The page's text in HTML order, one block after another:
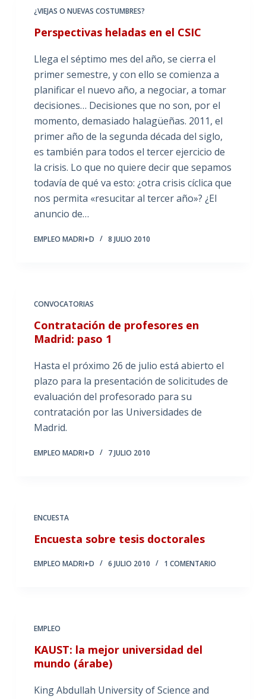
¿VIEJAS O NUEVAS COSTUMBRES?
Perspectivas heladas en el CSIC
Llega el séptimo mes del año, se cierra el
primer semestre, y con ello se comienza a
planificar el nuevo año, a negociar, a tomar
decisiones… Decisiones que no son, por el
momento, demasiado halagüeñas. 2011, el
primer año de la segunda década del siglo,
es también para todos el tercer ejercicio de
la crisis. Lo que no quiere decir que sepamos
todavía de qué va esto: ¿otra crisis cíclica que
nos permita «resucitar al tercer año»? ¿El
anuncio de…
EMPLEO MADRI+D 8 JULIO 2010
CONVOCATORIAS
Contratación de profesores en
Madrid: paso 1
Hasta el próximo 26 de julio está abierto el
plazo para la presentación de solicitudes de
evaluación del profesorado para su
contratación por las Universidades de
Madrid.
EMPLEO MADRI+D 7 JULIO 2010
ENCUESTA
Encuesta sobre tesis doctorales
EMPLEO MADRI+D 6 JULIO 2010 1 COMENTARIO
EMPLEO
KAUST: la mejor universidad del
mundo (árabe)
King Abdullah University of Science and